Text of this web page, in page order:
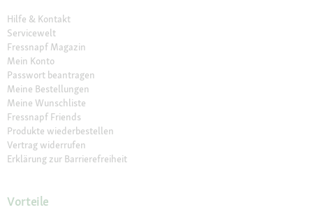
Hilfe & Kontakt
Servicewelt
Fressnapf Magazin
Mein Konto
Passwort beantragen
Meine Bestellungen
Meine Wunschliste
Fressnapf Friends
Produkte wiederbestellen
Vertrag widerrufen
Erklärung zur Barrierefreiheit
Vorteile